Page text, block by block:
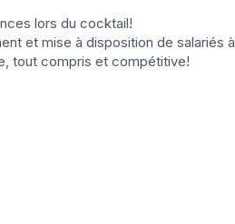
lors du cocktail!
et mise à disposition de salariés à
tout compris et compétitive!